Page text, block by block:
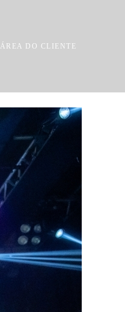
ÁREA DO CLIENTE